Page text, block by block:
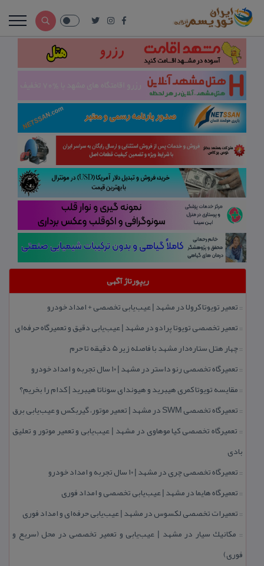
ریپورتاژ آگهی
:: تعمیر تویوتا كرولا در مشهد | عیب‌یابی تخصصی + امداد خودرو
:: تعمیر تخصصی تویوتا پرادو در مشهد | عیب‌یابی دقیق و تعمیرگاه حرفه‌ای
::چهار هتل‌ ستاره‌دار مشهد با فاصله زیر 5 دقیقه تا حرم
:: تعمیرگاه تخصصی رنو داستر در مشهد | ۱۰ سال تجربه و امداد خودرو
:: مقایسه تویوتا كمری هیبرید و هیوندای سوناتا هیبرید | كدام را بخریم؟
:: تعمیرگاه تخصصی SWM در مشهد | تعمیر موتور، گیربكس و عیب‌یابی برق
:: تعمیرگاه تخصصی كیا موهاوی در مشهد | عیب‌یابی و تعمیر موتور و تعلیق
بادی
:: تعمیرگاه تخصصی چری در مشهد | ۱۰ سال تجربه و امداد خودرو
:: تعمیرگاه هایما در مشهد | عیب‌یابی تخصصی و امداد فوری
:: تعمیرات تخصصی لكسوس در مشهد | عیب‌یابی حرفه‌ای و امداد فوری
:: مكانیك سیار در مشهد | عیب‌یابی و تعمیر تخصصی در محل (سریع و
فوری)